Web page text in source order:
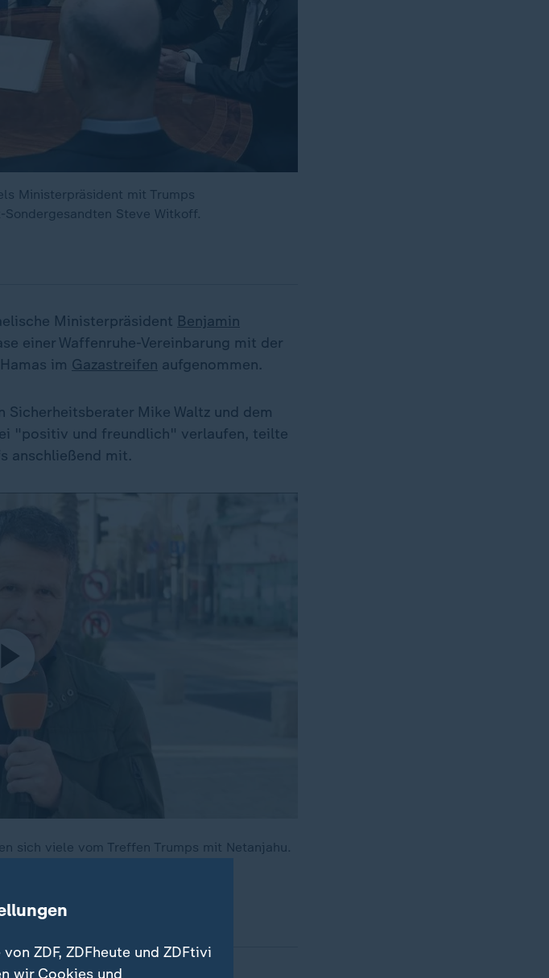
Ministerpräsident mit Trumps
Steve Witkoff.
Ministerpräsident Benjamin
einer Waffenruhe-Vereinbarung mit der
im Gazastreifen aufgenommen.
Mike Waltz und dem
"positiv und freundlich" verlaufen, teilte
anschließend mit.
sich viele vom Treffen Trumps mit Netanjahu.
des Koalitionspartners, so ZDF-
ZDF, ZDFheute und ZDFtivi
wir Cookies und